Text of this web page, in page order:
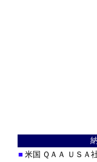
■ 米国 ＱＡＡ ＵＳＡ